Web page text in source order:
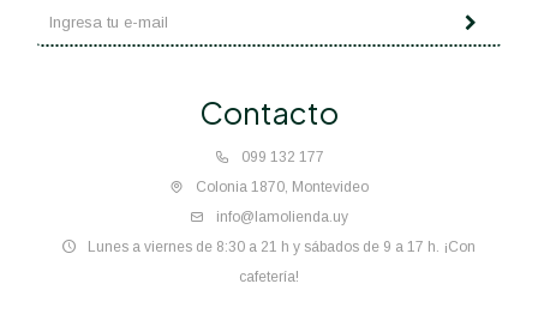
Contacto
099 132 177
Colonia 1870, Montevideo
info@lamolienda.uy
Lunes a viernes de 8:30 a 21 h y sábados de 9 a 17 h. ¡Con
cafetería!